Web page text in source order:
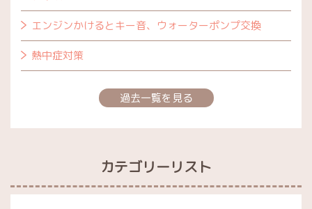
エンジンかけるとキー音、ウォーターポンプ交換
熱中症対策
過去一覧を見る
カテゴリーリスト